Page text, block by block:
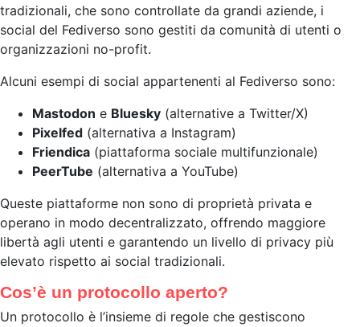
tradizionali, che sono controllate da grandi aziende, i
social del Fediverso sono gestiti da comunità di utenti o
organizzazioni no-profit.
Alcuni esempi di social appartenenti al Fediverso sono:
Mastodon e Bluesky (alternative a Twitter/X)
Pixelfed (alternativa a Instagram)
Friendica (piattaforma sociale multifunzionale)
PeerTube (alternativa a YouTube)
Queste piattaforme non sono di proprietà privata e
operano in modo decentralizzato, offrendo maggiore
libertà agli utenti e garantendo un livello di privacy più
elevato rispetto ai social tradizionali.
Cos’è un protocollo aperto?
Un protocollo è l’insieme di regole che gestiscono